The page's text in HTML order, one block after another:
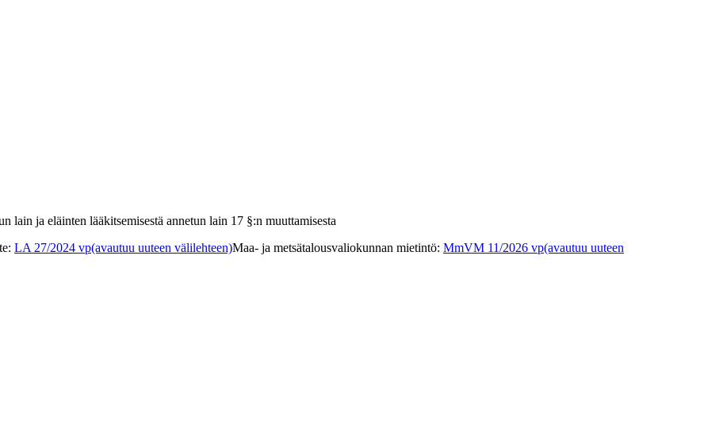
lain ja eläinten lääkitsemisestä annetun lain 17 §:n muuttamisesta
: LA 27/2024 vp(avautuu uuteen välilehteen)Maa- ja metsätalousvaliokunnan mietintö: MmVM 11/2026 vp(avautuu uuteen